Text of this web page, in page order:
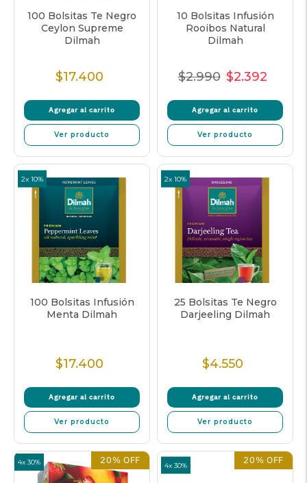
100 Bolsitas Te Negro
Ceylon Supreme
Dilmah
Precio
$17.400
Agregar al carrito
Ver producto
10 Bolsitas Infusión
Rooibos Natural
Dilmah
Precio
$2.990 Precio
oferta
$2.392
Agregar al carrito
Ver producto
2x 10%
100 Bolsitas Infusión
Menta Dilmah
Precio
$17.400
Agregar al carrito
Ver producto
2x 10%
25 Bolsitas Te Negro
Darjeeling Dilmah
Precio
$4.550
Agregar al carrito
Ver producto
20% OFF
4x 30% 4x 30% 20% OFF